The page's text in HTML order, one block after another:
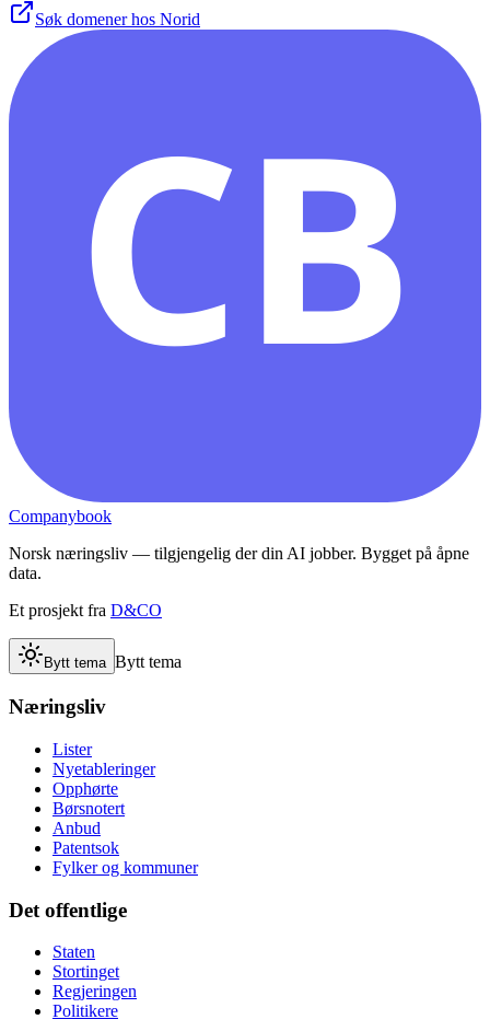
Søk domener hos Norid
CB
Companybook
Norsk næringsliv — tilgjengelig der din AI jobber. Bygget på åpne
data.
Et prosjekt fra D&CO
Bytt tema Bytt tema
Næringsliv
Lister
Nyetableringer
Opphørte
Børsnotert
Anbud
Patentsok
Fylker og kommuner
Det offentlige
Staten
Stortinget
Regjeringen
Politikere